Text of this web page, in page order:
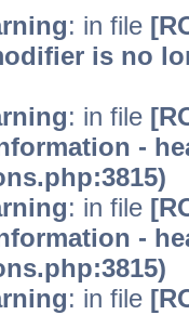
: in file
is no
: in file
-
: in file
-
: in file